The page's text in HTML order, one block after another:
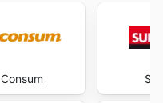
Consum